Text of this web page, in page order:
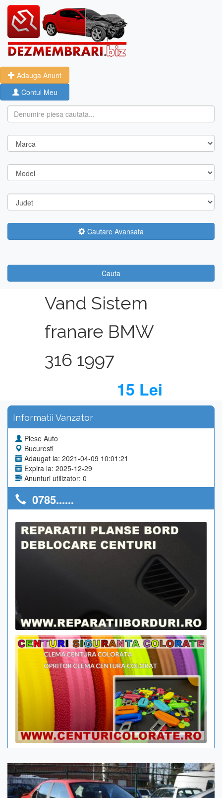
Adauga Anunt
Contul Meu
Cautare Avansata
Cauta
Vand Sistem
franare BMW
316 1997
15 Lei
Informatii Vanzator
Piese Auto
Bucuresti
Adaugat la: 2021-04-09 10:01:21
Expira la: 2025-12-29
Anunturi utilizator: 0
0785......
Previous Next